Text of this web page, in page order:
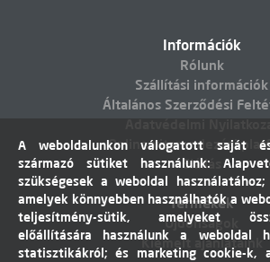
Információk
Rólunk
Szállítási információk
Általános Szerződési
Online vitarendezési
Elállás
Termékek
Újdonságok
Kiemelt ajánlataink
A weboldalunkon válogatott saját
származó sütiket használunk:
szükségesek a weboldal
amelyek könnyebben használhatók a
teljesítmény-sütik, amelyeket
előállítására használunk a weboldal
statisztikákról; és marketing cookie-k,